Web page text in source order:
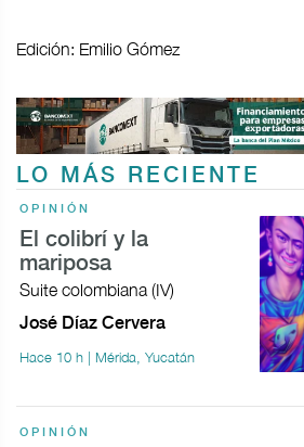
Edición: Emilio Gómez
LO MÁS RECIENTE
OPINIÓN
El colibrí y la
mariposa
Suite colombiana (IV)
José Díaz Cervera
Hace 10 h | Mérida, Yucatán
OPINIÓN